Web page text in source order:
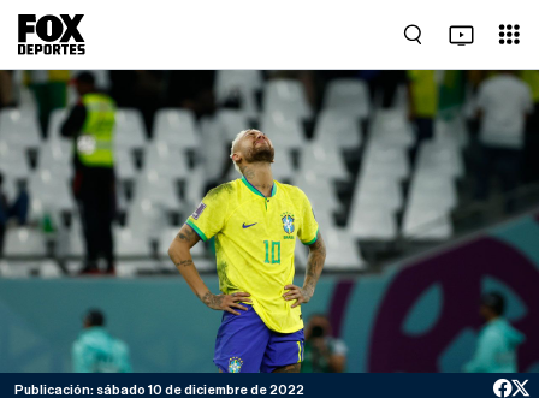
Publicación: sábado 10 de diciembre de 2022